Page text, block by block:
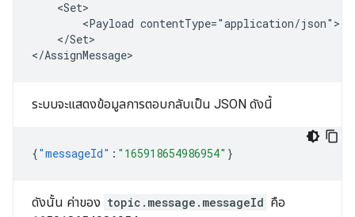
<Payload
</Set>
ระบบจะแสดงข้อมูลการตอบกลับเป็น JSON ดังนี้
{"messageId" : "165918654986954" }
ดังนั้น ค่าของ topic.message.messageId คือ